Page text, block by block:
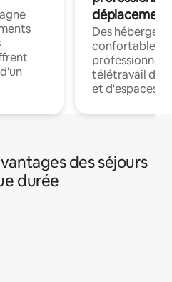
déplacement
Des
confortables
professionnels
télétravail
et d'espaces
des séjours
durée